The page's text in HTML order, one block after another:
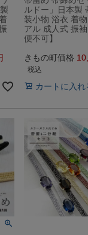
ルドー」日本製
装小物 浴衣 着物
アル 成人式 振
便不可】
きもの町価格
税込
カートに入れ